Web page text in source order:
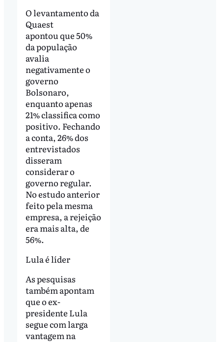
O levantamento da
Quaest
apontou que 50%
da população
avalia
negativamente o
governo
Bolsonaro,
enquanto apenas
21% classifica como
positivo. Fechando
a conta, 26% dos
entrevistados
disseram
considerar o
governo regular.
No estudo anterior
feito pela mesma
empresa, a rejeição
era mais alta, de
56%.
Lula é líder
As pesquisas
também apontam
que o ex-
presidente Lula
segue com larga
vantagem na